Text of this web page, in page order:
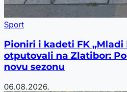
Sport
Pioniri i kadeti FK „Mladi
otputovali na Zlatibor:
novu sezonu
06.08.2026.